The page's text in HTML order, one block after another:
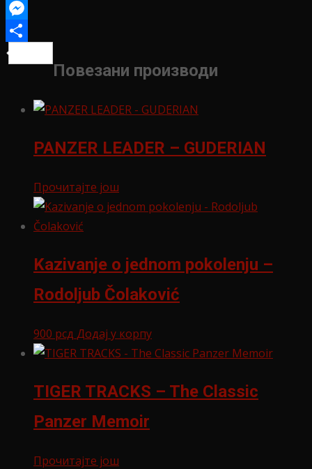
Twitter
Messenger
Повезани производи
PANZER LEADER – GUDERIAN
Прочитајте још
Kazivanje o jednom pokolenju –
Rodoljub Čolaković
900 рсд Додај у корпу
TIGER TRACKS – The Classic
Panzer Memoir
Прочитајте још